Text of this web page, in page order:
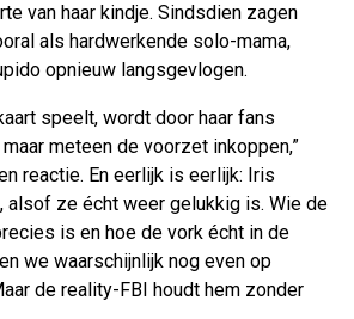
van haar kindje. Sindsdien zagen
als hardwerkende solo-mama,
opnieuw langsgevlogen.
speelt, wordt door haar fans
meteen de voorzet inkoppen,”
reactie. En eerlijk is eerlijk: Iris
alsof ze écht weer gelukkig is. Wie de
is en hoe de vork écht in de
we waarschijnlijk nog even op
de reality-FBI houdt hem zonder